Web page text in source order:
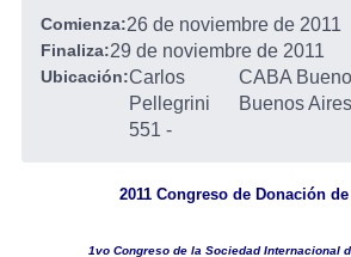
Comienza:26 de noviembre de 2011
Finaliza:29 de noviembre de 2011
Ubicación:Carlos
Pellegrini
551 -
CABA
Buenos
2011 Congreso de Donación
1vo Congreso de la Sociedad Internacional